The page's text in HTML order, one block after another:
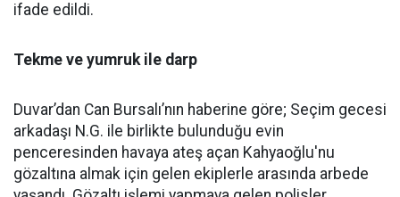
ifade edildi.
Tekme ve yumruk ile darp
Duvar’dan Can Bursalı’nın haberine göre; Seçim gecesi
arkadaşı N.G. ile birlikte bulunduğu evin
penceresinden havaya ateş açan Kahyaoğlu'nu
gözaltına almak için gelen ekiplerle arasında arbede